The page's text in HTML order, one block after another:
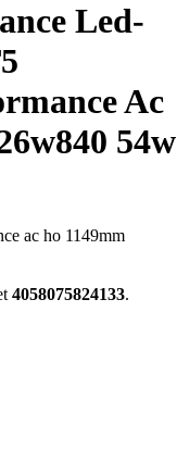
Led-
Ac
54w
ac ho 1149mm
4058075824133.